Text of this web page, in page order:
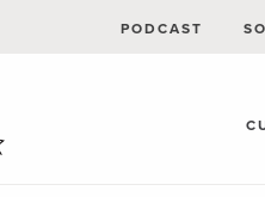
PODCAST